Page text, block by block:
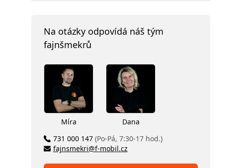
Na otázky odpovídá náš tým
fajnšmekrů
Míra
Dana
731 000 147 (Po-Pá, 7:30-17 hod.)
fajnsmekri@f-mobil.cz